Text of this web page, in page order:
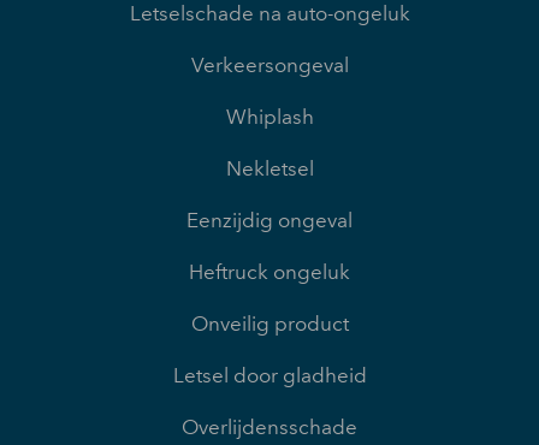
Letselschade na auto-ongeluk
Verkeersongeval
Whiplash
Nekletsel
Eenzijdig ongeval
Heftruck ongeluk
Onveilig product
Letsel door gladheid
Overlijdensschade